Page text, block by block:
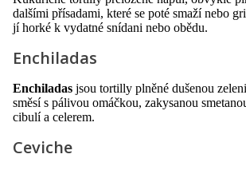
dalšími přísadami, které se poté smaží nebo
jí horké k vydatné snídani nebo obědu.
Enchiladas
Enchiladas jsou tortilly plněné dušenou
směsí s pálivou omáčkou, zakysanou
cibulí a celerem.
Ceviche